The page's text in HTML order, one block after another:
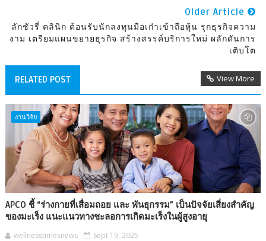
Older Article
ลักชัวรี่ คลินิก ต้อนรับนักลงทุนมือเก๋าเข้าถือหุ้น รุกธุรกิจความ
งาม เตรียมแผนขยายธุรกิจ สร้างสรรค์บริการใหม่ ผลักดันการ
เติบโต
RELATED POST View More
งานวิจัย
APCO ชี้ “ร่างกายที่เสื่อมถอย และ พันธุกรรม” เป็นปัจจัยเสี่ยงสำคัญ
ของมะเร็ง แนะแนวทางชะลอการเกิดมะเร็งในผู้สูงอายุ
wellnesstimesnews Sept 19, 2025